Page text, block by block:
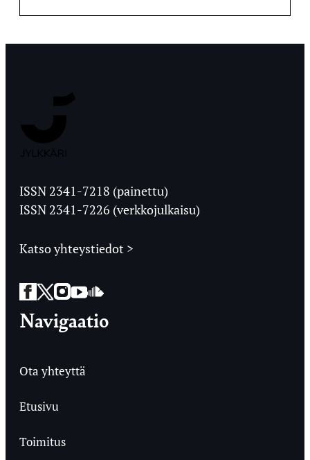
Ylioppilaslehti
ISSN 2341-7218 (painettu)
ISSN 2341-7226 (verkkojulkaisu)
Katso yhteystiedot >
Facebook
Twitter
Instagram
YouTube
SoundCloud
Navigaatio
Ota yhteyttä
Etusivu
Toimitus